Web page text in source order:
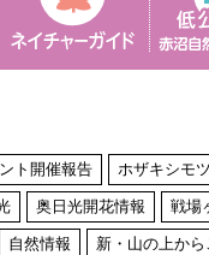
ト開催報告 ホザキシモ
奥日光開花情報 戦場
自然情報 新・山の上か